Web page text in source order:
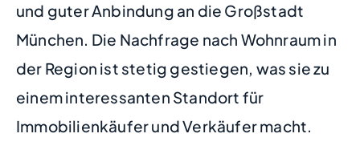
und guter Anbindung an die Großstadt
München. Die Nachfrage nach Wohnraum in
der Region ist stetig gestiegen, was sie zu
einem interessanten Standort für
Immobilienkäufer und Verkäufer macht.